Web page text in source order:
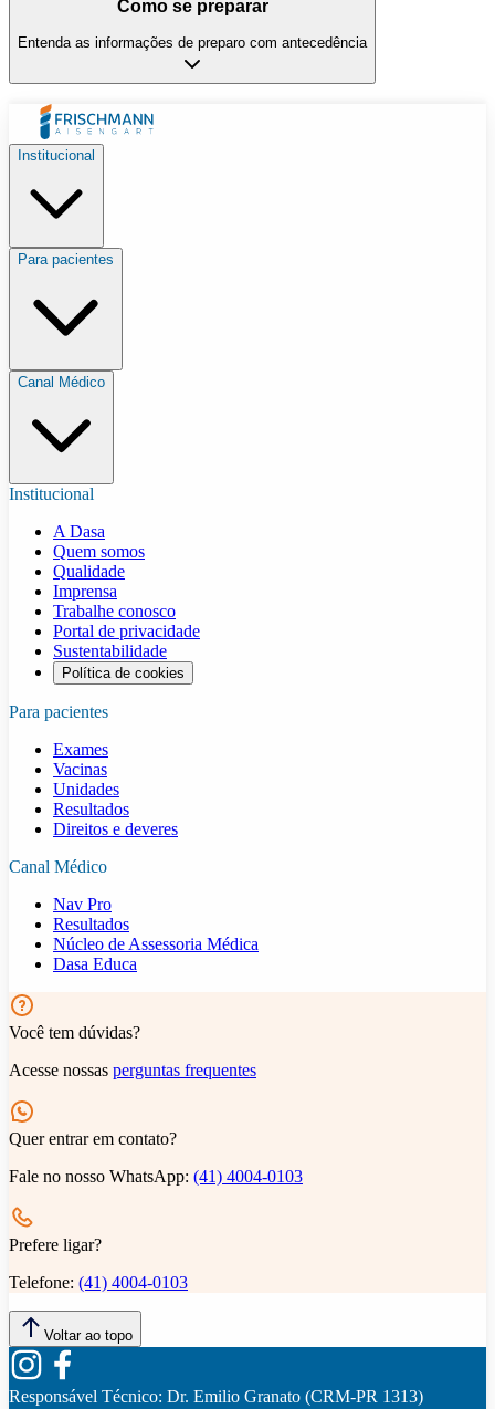
Como se preparar
Entenda as informações de preparo com antecedência
Institucional
Para pacientes
Canal Médico
Institucional
A Dasa
Quem somos
Qualidade
Imprensa
Trabalhe conosco
Portal de privacidade
Sustentabilidade
Política de cookies
Para pacientes
Exames
Vacinas
Unidades
Resultados
Direitos e deveres
Canal Médico
Nav Pro
Resultados
Núcleo de Assessoria Médica
Dasa Educa
Você tem dúvidas?
Acesse nossas perguntas frequentes
Quer entrar em contato?
Fale no nosso WhatsApp: (41) 4004-0103
Prefere ligar?
Telefone: (41) 4004-0103
Voltar ao topo
Responsável Técnico: Dr. Emilio Granato (CRM-PR 1313)